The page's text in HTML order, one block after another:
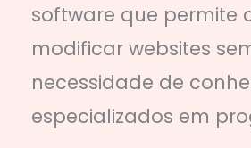
software que permite
modificar websites
necessidade de
especializados em